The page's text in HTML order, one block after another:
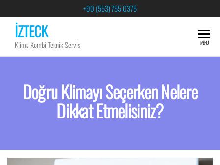
+90 (553) 755 0375
İZTECK
Klima Kombi Teknik Servis MENÜ
Doğru Klimayı Seçerken Nelere
Dikkat Etmelisiniz?